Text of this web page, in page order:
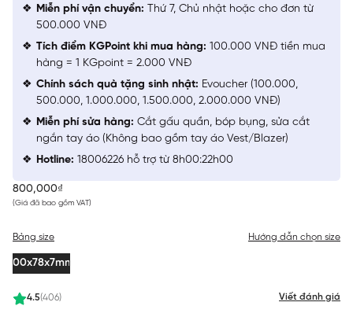
800,000₫
(Giá đã bao gồm VAT)
4.5(406) Viết đánh giá
Bảng size Hướng dẫn chọn size
100x78x7mm
Miễn phí vận chuyển: Thứ 7, Chủ nhật hoặc cho đơn từ
500.000 VNĐ
Tích điểm KGPoint khi mua hàng: 100.000 VNĐ tiền mua
hàng = 1 KGpoint = 2.000 VNĐ
Chính sách quà tặng sinh nhật: Evoucher (100.000,
500.000, 1.000.000, 1.500.000, 2.000.000 VNĐ)
Miễn phí sửa hàng: Cắt gấu quần, bóp bụng, sửa cắt
ngắn tay áo (Không bao gồm tay áo Vest/Blazer)
Hotline: 18006226 hỗ trợ từ 8h00:22h00